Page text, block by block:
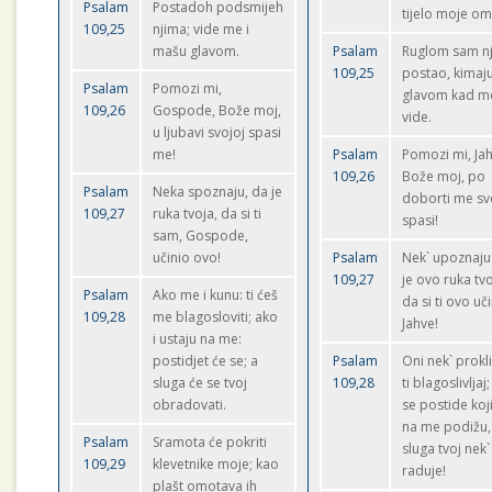
Psalam
109,25
Postadoh podsmijeh
njima; vide me i
mašu glavom.
Psalam
109,26
Pomozi mi,
Gospode, Bože moj,
u ljubavi svojoj spasi
me!
Psalam
109,27
Neka spoznaju, da je
ruka tvoja, da si ti
sam, Gospode,
učinio ovo!
Psalam
109,28
Ako me i kunu: ti ćeš
me blagosloviti; ako
i ustaju na me:
postidjet će se; a
sluga će se tvoj
obradovati.
Psalam
109,29
Sramota će pokriti
klevetnike moje; kao
plašt omotava ih
tijelo moje
Psalam
109,25
Ruglom sam
postao,
glavom kad
vide.
Psalam
109,26
Pomozi mi,
Bože moj, po
doborti me
spasi!
Psalam
109,27
Nek`
je ovo ruka
da si ti ovo
Jahve!
Psalam
109,28
Oni nek`
ti blagoslivljaj;
se postide
na me
sluga tvoj
raduje!